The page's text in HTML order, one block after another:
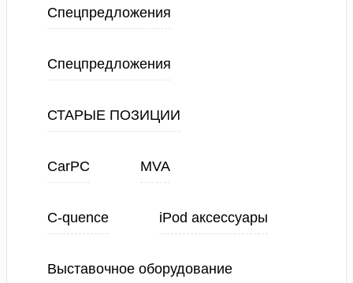
Спецпредложения
Спецпредложения
СТАРЫЕ ПОЗИЦИИ
CarPC MVA
C-quence iPod аксессуары
Выставочное оборудование